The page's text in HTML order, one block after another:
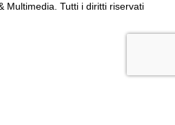
Multimedia. Tutti i diritti riservati